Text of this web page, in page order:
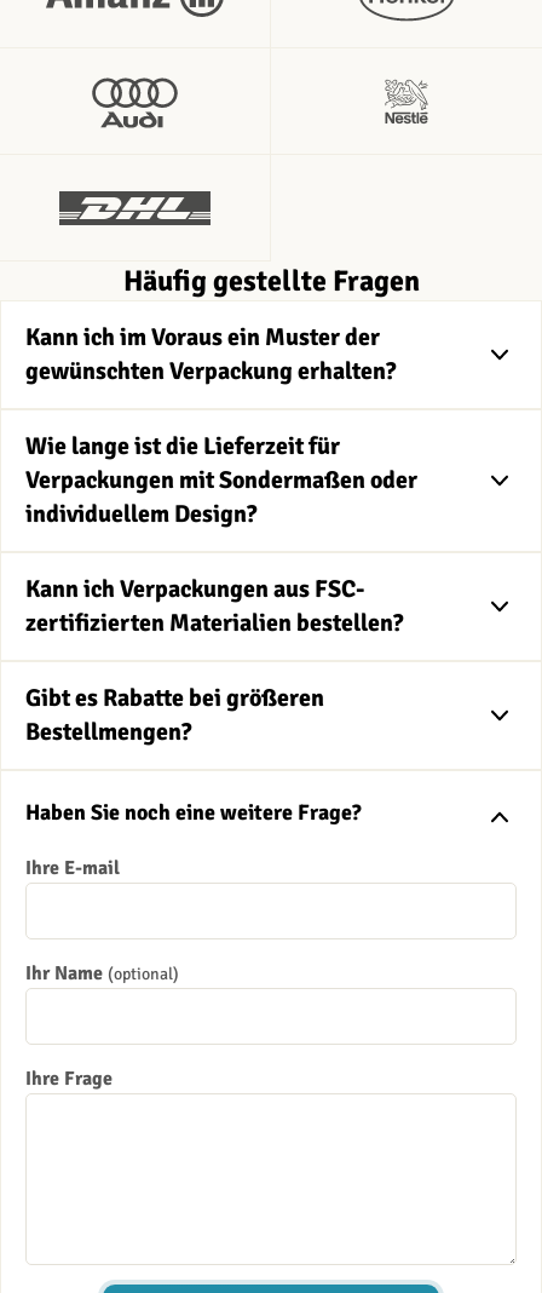
Häufig gestellte Fragen
Kann ich im Voraus ein Muster der
gewünschten Verpackung erhalten?
Wie lange ist die Lieferzeit für
Verpackungen mit Sondermaßen oder
individuellem Design?
Kann ich Verpackungen aus FSC-
zertifizierten Materialien bestellen?
Gibt es Rabatte bei größeren
Bestellmengen?
Haben Sie noch eine weitere Frage?
Ihre E-mail
Ihr Name (optional)
Ihre Frage